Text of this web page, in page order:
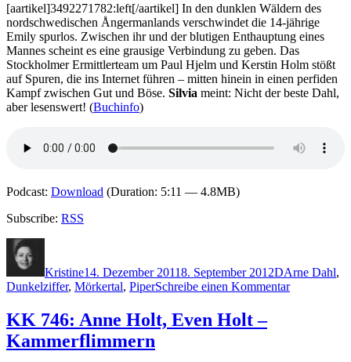
–
Das
Liliengrab
[aartikel]3492271782:left[/aartikel] In den dunklen Wäldern des
nordschwedischen Ångermanlands verschwindet die 14-jährige
Emily spurlos. Zwischen ihr und der blutigen Enthauptung eines
Mannes scheint es eine grausige Verbindung zu geben. Das
Stockholmer Ermittlerteam um Paul Hjelm und Kerstin Holm stößt
auf Spuren, die ins Internet führen – mitten hinein in einen perfiden
Kampf zwischen Gut und Böse. Silvia meint: Nicht der beste Dahl,
aber lesenswert! (Buchinfo)
Podcast: Download (Duration: 5:11 — 4.8MB)
Subscribe: RSS
Kristine14. Dezember 20118. September 2012DArne Dahl,
Dunkelziffer, Mörkertal, PiperSchreibe einen Kommentarzu
KK 746: Anne Holt, Even Holt –
Kammerflimmern